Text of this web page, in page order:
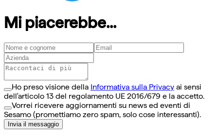
Mi piacerebbe...
Ho preso visione della Informativa sulla Privacy ai sensi
dell'articolo 13 del regolamento UE 2016/679 e la accetto.
Vorrei ricevere aggiornamenti su news ed eventi di
Sesamo (promettiamo zero spam, solo cose interessanti).
Invia il messaggio